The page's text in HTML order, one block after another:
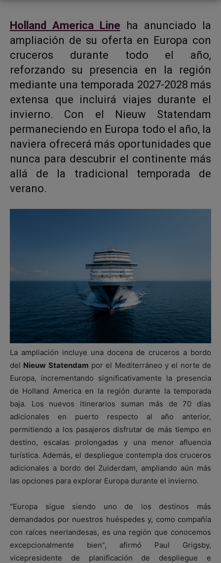
Holland America Line ha anunciado la
ampliación de su oferta en Europa con
cruceros durante todo el año,
reforzando su presencia en la región
mediante una temporada 2027-2028 más
extensa que incluirá viajes durante el
invierno. Con el Nieuw Statendam
permaneciendo en Europa todo el año, la
naviera ofrecerá más oportunidades que
nunca para descubrir el continente más
allá de la tradicional temporada de
verano.
La ampliación incluye una docena de cruceros a bordo
del Nieuw Statendam por el Mediterráneo y el norte de
Europa, incrementando significativamente la presencia
de Holland America en la región durante la temporada
baja. Los nuevos itinerarios suman más de 70 días
adicionales en puerto respecto al año anterior,
permitiendo a los pasajeros disfrutar de más tiempo en
destino, escalas prolongadas y una menor afluencia
turística. Además, el despliegue contempla dos cruceros
adicionales a bordo del Zuiderdam, ampliando aún más
las opciones para explorar Europa durante el invierno.
“Europa sigue siendo uno de los destinos más
demandados por nuestros huéspedes y, como compañía
con raíces neerlandesas, es una región que conocemos
excepcionalmente bien”, afirmó Paul Grigsby,
vicepresidente de planificación de despliegue e